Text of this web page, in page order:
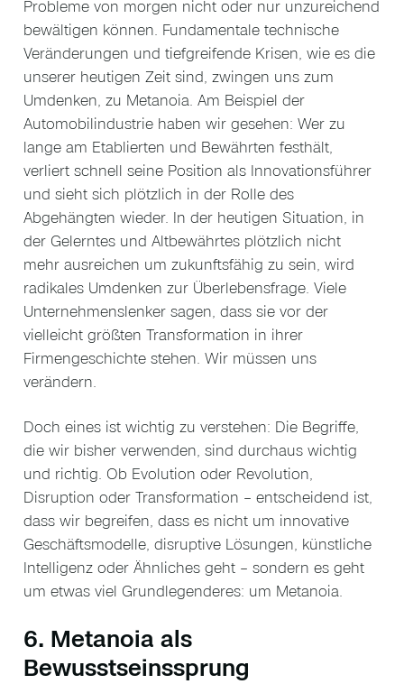
Probleme von morgen nicht oder nur unzureichend
bewältigen können. Fundamentale technische
Veränderungen und tiefgreifende Krisen, wie es die
unserer heutigen Zeit sind, zwingen uns zum
Umdenken, zu Metanoia. Am Beispiel der
Automobilindustrie haben wir gesehen: Wer zu
lange am Etablierten und Bewährten festhält,
verliert schnell seine Position als Innovationsführer
und sieht sich plötzlich in der Rolle des
Abgehängten wieder. In der heutigen Situation, in
der Gelerntes und Altbewährtes plötzlich nicht
mehr ausreichen um zukunftsfähig zu sein, wird
radikales Umdenken zur Überlebensfrage. Viele
Unternehmenslenker sagen, dass sie vor der
vielleicht größten Transformation in ihrer
Firmengeschichte stehen. Wir müssen uns
verändern.
Doch eines ist wichtig zu verstehen: Die Begriffe,
die wir bisher verwenden, sind durchaus wichtig
und richtig. Ob Evolution oder Revolution,
Disruption oder Transformation – entscheidend ist,
dass wir begreifen, dass es nicht um innovative
Geschäftsmodelle, disruptive Lösungen, künstliche
Intelligenz oder Ähnliches geht – sondern es geht
um etwas viel Grundlegenderes: um Metanoia.
6. Metanoia als
Bewusstseinssprung